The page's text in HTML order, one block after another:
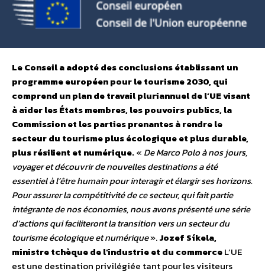
Le Conseil a adopté des conclusions établissant un
programme européen pour le tourisme 2030, qui
comprend un plan de travail pluriannuel de l’UE visant
à aider les États membres, les pouvoirs publics, la
Commission et les parties prenantes à rendre le
secteur du tourisme plus écologique et plus durable,
plus résilient et numérique.« De Marco Polo à nos jours,
voyager et découvrir de nouvelles destinations a été
essentiel à l’être humain pour interagir et élargir ses horizons.
Pour assurer la compétitivité de ce secteur, qui fait partie
intégrante de nos économies, nous avons présenté une série
d’actions qui faciliteront la transition vers un secteur du
tourisme écologique et numérique».Jozef Síkela,
ministre tchèque de l’industrie et du commerceL’UE
est une destination privilégiée tant pour les visiteurs